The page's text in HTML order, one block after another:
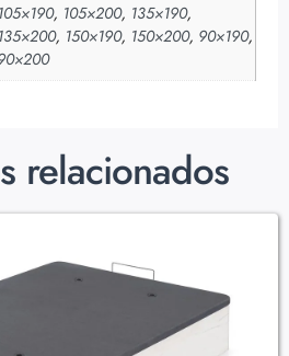
105×190, 105×200, 135×190,
135×200, 150×190, 150×200, 90×190,
relacionados